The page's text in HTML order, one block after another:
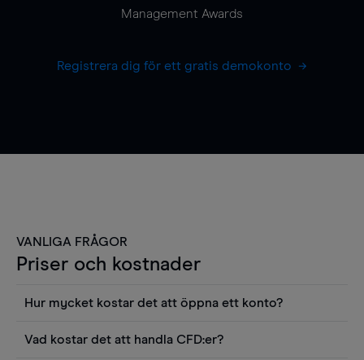
Management Awards
Registrera dig för ett gratis demokonto
VANLIGA FRÅGOR
Priser och kostnader
Hur mycket kostar det att öppna ett konto?
Vad kostar det att handla CFD:er?